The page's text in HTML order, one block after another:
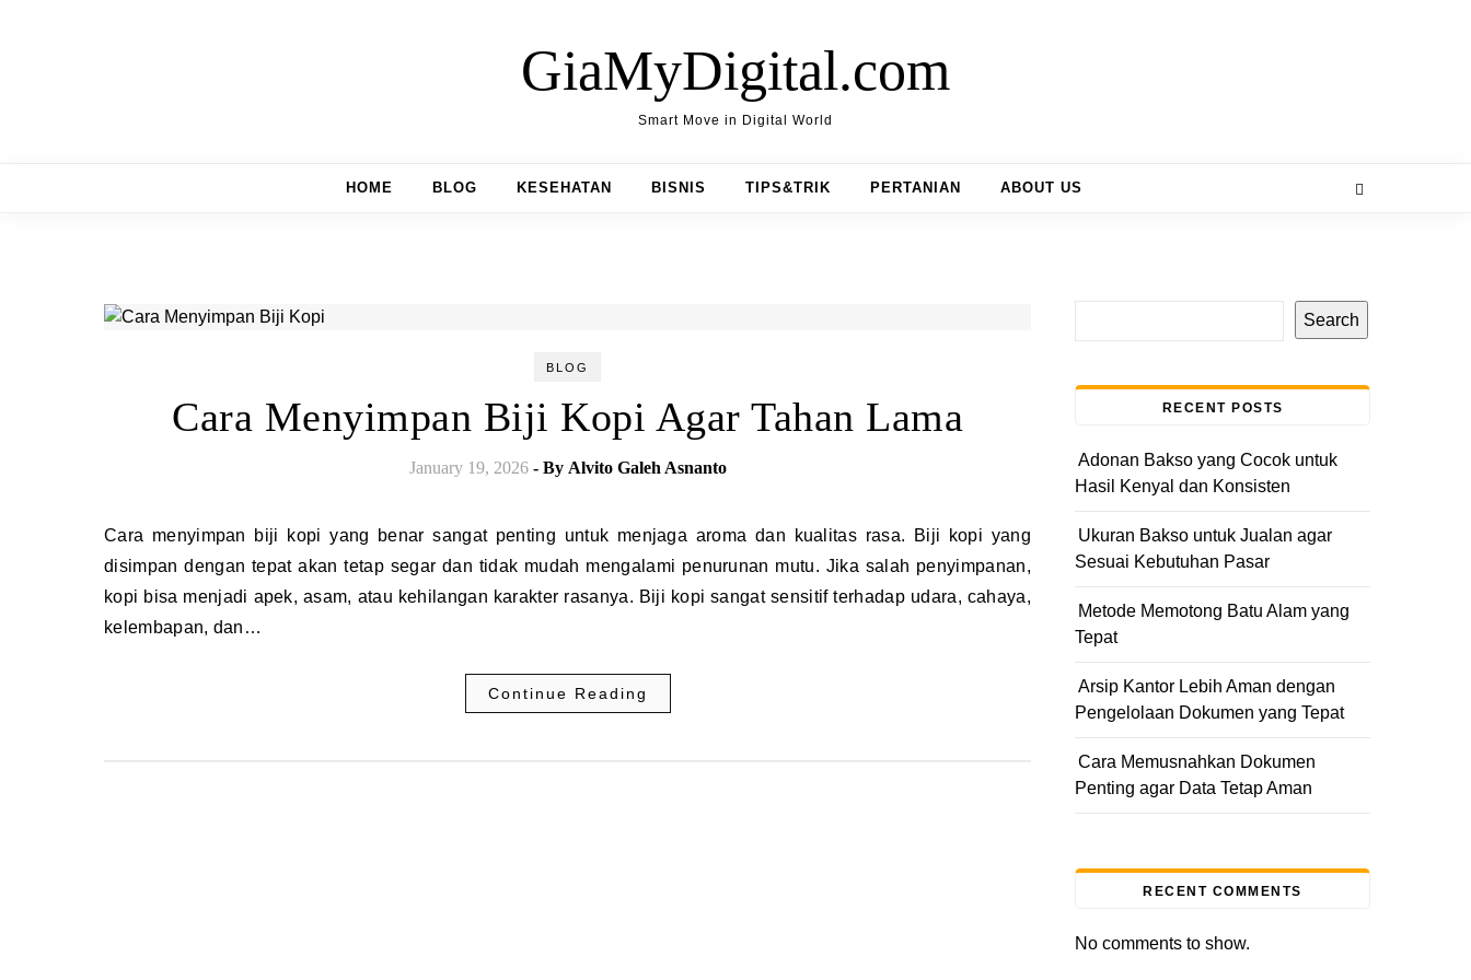
GiaMyDigital.com
Smart Move in Digital World
HOME BLOG KESEHATAN BISNIS TIPS&TRIK PERTANIAN ABOUT US
BLOG
Cara Menyimpan Biji Kopi Agar Tahan Lama
January 19, 2026 - By Alvito Galeh Asnanto
Cara menyimpan biji kopi yang benar sangat penting untuk menjaga aroma dan kualitas rasa. Biji kopi yang
disimpan dengan tepat akan tetap segar dan tidak mudah mengalami penurunan mutu. Jika salah penyimpanan,
kopi bisa menjadi apek, asam, atau kehilangan karakter rasanya. Biji kopi sangat sensitif terhadap udara, cahaya,
kelembapan, dan…
Continue Reading
Search
RECENT POSTS
Adonan Bakso yang Cocok untuk
Hasil Kenyal dan Konsisten
Ukuran Bakso untuk Jualan agar
Sesuai Kebutuhan Pasar
Metode Memotong Batu Alam yang
Tepat
Arsip Kantor Lebih Aman dengan
Pengelolaan Dokumen yang Tepat
Cara Memusnahkan Dokumen
Penting agar Data Tetap Aman
RECENT COMMENTS
No comments to show.